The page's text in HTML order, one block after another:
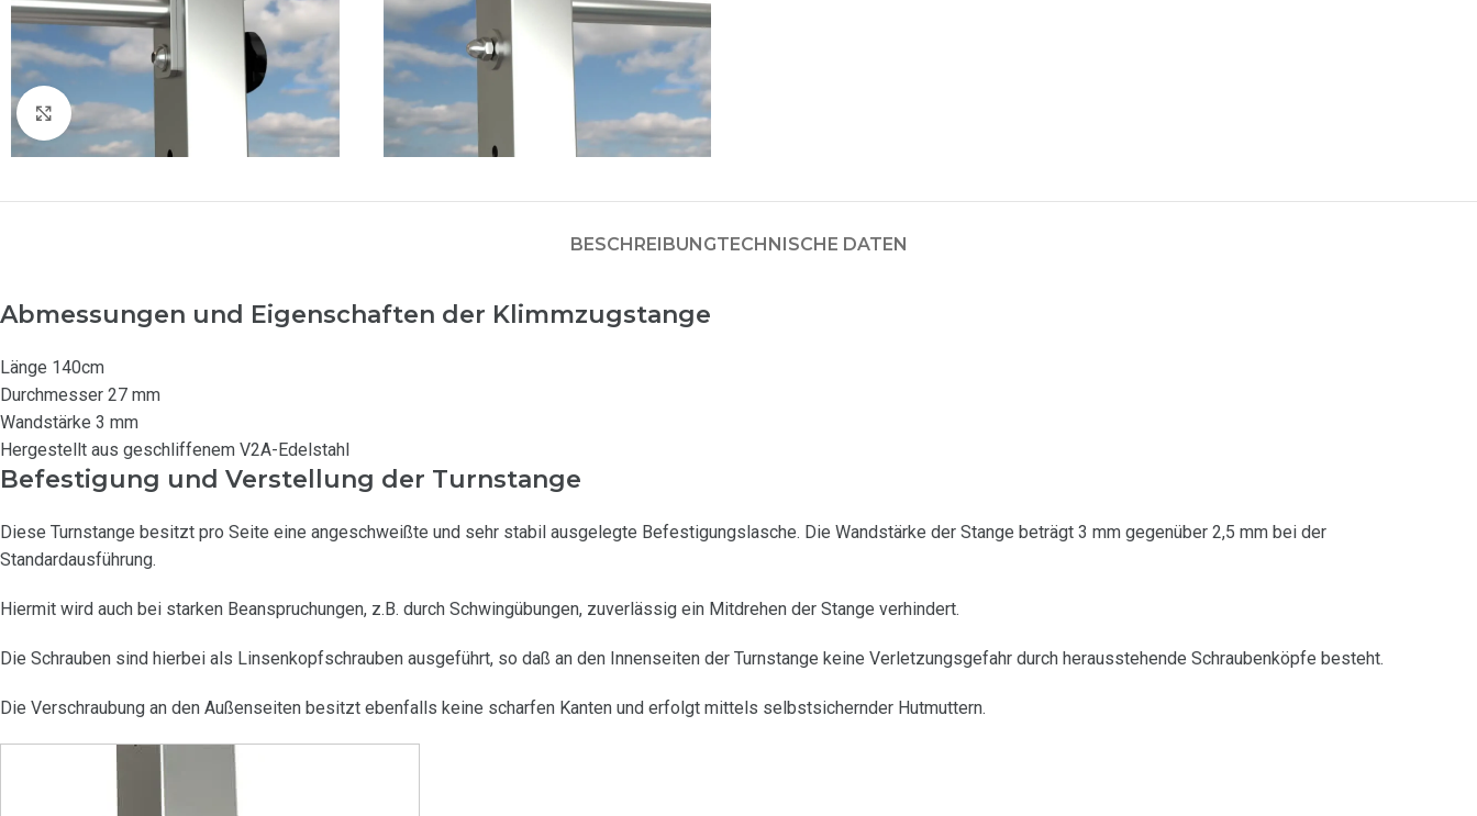
Click to enlarge
BESCHREIBUNGTECHNISCHE DATEN
Abmessungen und Eigenschaften der Klimmzugstange
Länge 140cm
Durchmesser 27 mm
Wandstärke 3 mm
Hergestellt aus geschliffenem V2A-Edelstahl
Befestigung und Verstellung der Turnstange
Diese Turnstange besitzt pro Seite eine angeschweißte und sehr stabil ausgelegte Befestigungslasche. Die Wandstärke der Stange beträgt 3 mm gegenüber 2,5 mm bei der
Standardausführung.
Hiermit wird auch bei starken Beanspruchungen, z.B. durch Schwingübungen, zuverlässig ein Mitdrehen der Stange verhindert.
Die Schrauben sind hierbei als Linsenkopfschrauben ausgeführt, so daß an den Innenseiten der Turnstange keine Verletzungsgefahr durch herausstehende Schraubenköpfe besteht.
Die Verschraubung an den Außenseiten besitzt ebenfalls keine scharfen Kanten und erfolgt mittels selbstsichernder Hutmuttern.